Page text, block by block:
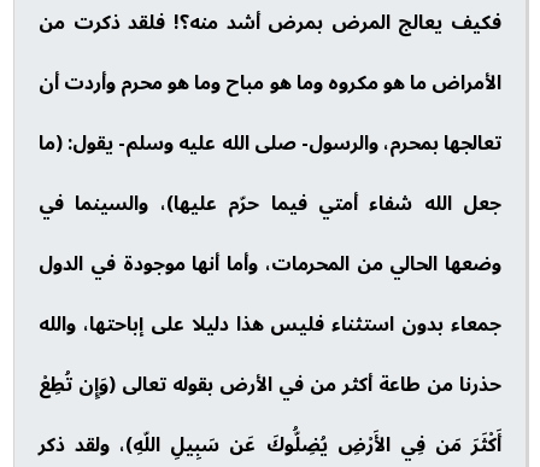
فكيف يعالج المرض بمرض أشد منه؟! فلقد ذكرت من
الأمراض ما هو مكروه وما هو مباح وما هو محرم وأردت أن
تعالجها بمحرم، والرسول- صلى الله عليه وسلم- يقول: (ما
جعل الله شفاء أمتي فيما حرّم عليها)، والسينما في
وضعها الحالي من المحرمات، وأما أنها موجودة في الدول
جمعاء بدون استثناء فليس هذا دليلا على إباحتها، والله
حذرنا من طاعة أكثر من في الأرض بقوله تعالى (وَإِن تُطِعْ
أَكْثَرَ مَن فِي الأَرْضِ يُضِلُّوكَ عَن سَبِيلِ اللّهِ)، ولقد ذكر